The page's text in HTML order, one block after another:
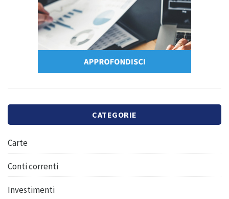
CATEGORIE
Carte
Conti correnti
Investimenti